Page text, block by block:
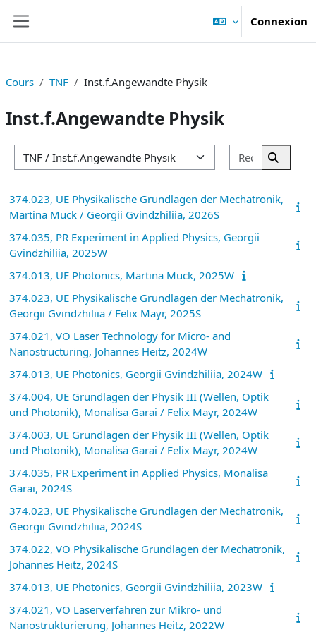
Connexion
Cours TNF Inst.f.Angewandte Physik
Inst.f.Angewandte Physik
Catégories de cours
374.023, UE Physikalische Grundlagen der Mechatronik,
Martina Muck / Georgii Gvindzhiliia, 2026S
374.035, PR Experiment in Applied Physics, Georgii
Gvindzhiliia, 2025W
374.013, UE Photonics, Martina Muck, 2025W
374.023, UE Physikalische Grundlagen der Mechatronik,
Georgii Gvindzhiliia / Felix Mayr, 2025S
374.021, VO Laser Technology for Micro- and
Nanostructuring, Johannes Heitz, 2024W
374.013, UE Photonics, Georgii Gvindzhiliia, 2024W
374.004, UE Grundlagen der Physik III (Wellen, Optik
und Photonik), Monalisa Garai / Felix Mayr, 2024W
374.003, UE Grundlagen der Physik III (Wellen, Optik
und Photonik), Monalisa Garai / Felix Mayr, 2024W
374.035, PR Experiment in Applied Physics, Monalisa
Garai, 2024S
374.023, UE Physikalische Grundlagen der Mechatronik,
Georgii Gvindzhiliia, 2024S
374.022, VO Physikalische Grundlagen der Mechatronik,
Johannes Heitz, 2024S
374.013, UE Photonics, Georgii Gvindzhiliia, 2023W
374.021, VO Laserverfahren zur Mikro- und
Nanostrukturierung, Johannes Heitz, 2022W